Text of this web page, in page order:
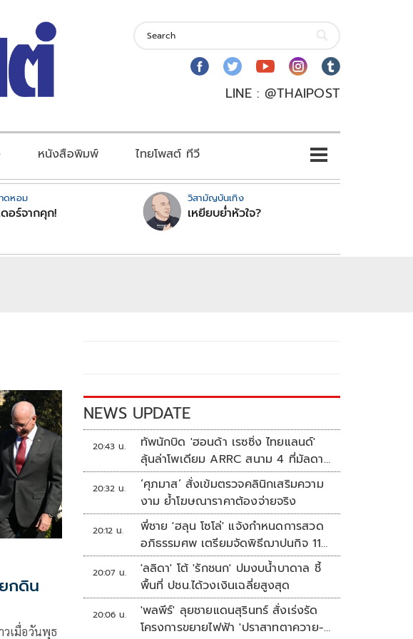
LINE : @THAIPOST
หนังสือพิมพ์ ไทยโพสต์ ทีวี
ดหอม
อร์จากคุก!
วิสามัญบันเทิง
เหยียบย่ำหัวใจ?
กดิน
วเมื่อวันพุธ
NEWS UPDATE
20:43 น.
ทัพนักบิด 'ฮอนด้า เรซซิ่ง ไทยแลนด์'
ลุ้นล่าโพเดียม ARRC สนาม 4 ที่มัลดาลิ
กา
20:32 น.
‘ศุภมาส’ สั่งเข้มตรวจคลินิกเสริมความ
งาม ย้ำโฆษณาราคาต้องจ่ายจริง
20:12 น.
พี่ชาย 'ฮลุน โซโล่' แจ้งกำหนดการสวด
อภิธรรมศพ เตรียมจัดพิธีฌาปนกิจ 11
ส.ค.
20:07 น.
'ลลิดา' โต้ 'รักชนก' ปมงบน้ำบาดาล ชี้
พื้นที่ ปชน.ได้วงเงินเฉลี่ยสูงสุด
20:06 น.
'พลพีร์' ลุยชายแดนสุรินทร์ สั่งเร่งรัด
โครงการขยายไฟฟ้า 'ปราสาทตาควาย-